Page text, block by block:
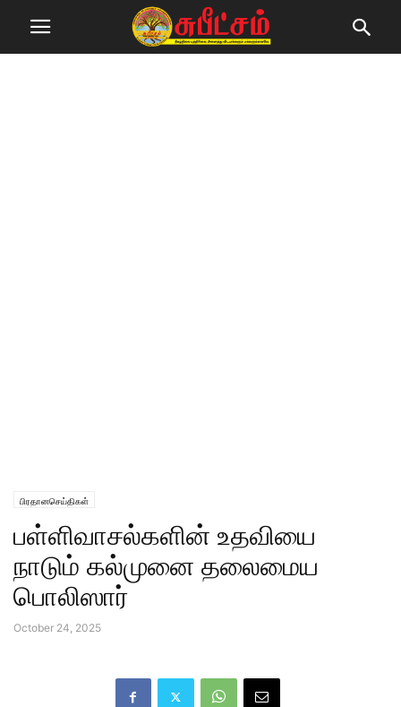
பிரதானசெய்திகள்
பள்ளிவாசல்களின் உதவியை
நாடும் கல்முனை தலைமைய
பொலிஸார்
October 24, 2025